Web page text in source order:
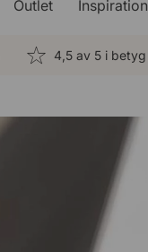
Outlet Inspiration
4,5 av 5 i betyg